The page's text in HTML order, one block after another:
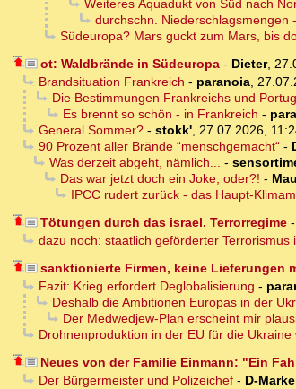
Weiteres Äquadukt von Süd nach
durchschn. Niederschlagsmengen
Südeuropa? Mars guckt zum Mars, bis
ot: Waldbrände in Südeuropa- Dieter,
Brandsituation Frankreich - paranoia,
Die Bestimmungen Frankreichs und
Es brennt so schön - in Frankreich -
General Sommer?- stokk', 27.07.2026,
90 Prozent aller Brände “menschgemacht“-
Was derzeit abgeht, nämlich... -
Das war jetzt doch ein Joke, oder?! -
IPCC rudert zurück - das Haupt-
Tötungen durch das israel. Terrorregime-
dazu noch: staatlich geförderter Terrorismus
sanktionierte Firmen, keine Lieferungen
Fazit: Krieg erfordert Deglobalisierung -
Deshalb die Ambitionen Europas in der
Der Medwedjew-Plan erscheint mir
Drohnenproduktion in der EU für die Ukraine
Neues von der Familie Einmann: "Ein
Der Bürgermeister und Polizeichef- D-